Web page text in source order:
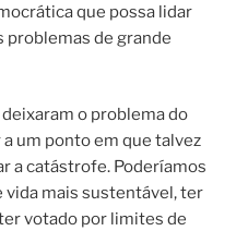
que possa lidar
problemas de grande
o problema do
um ponto em que talvez
a catástrofe. Poderíamos
mais sustentável, ter
votado por limites de